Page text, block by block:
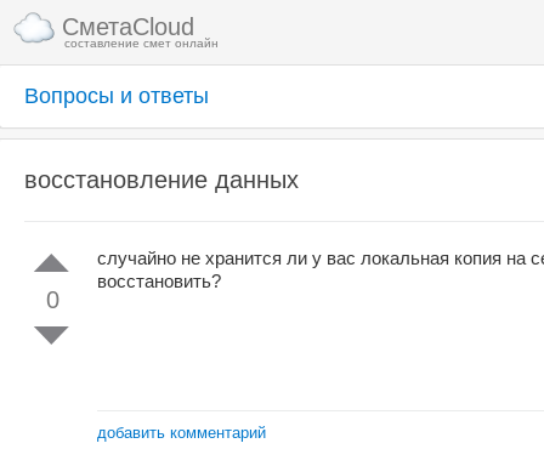
СметаCloud
составление смет онлайн
Вопросы и ответы
восстановление данных
0
случайно не хранится ли у вас локальная копия
восстановить?
добавить комментарий